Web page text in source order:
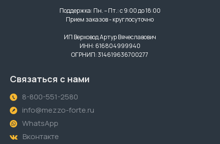
Поддержка: Пн. – Пт.: с 9:00 до 18:00
Прием заказов - круглосуточно
ИП Верховод Артур Вячеславович
ИНН: 616804999940
ОГРНИП: 314619636700277
Связаться с нами
8-800-551-2580
info@mezzo-forte.ru
WhatsApp
Вконтакте